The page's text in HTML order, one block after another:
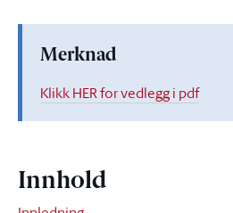
Merknad
Klikk HER for vedlegg i pdf
Innhold